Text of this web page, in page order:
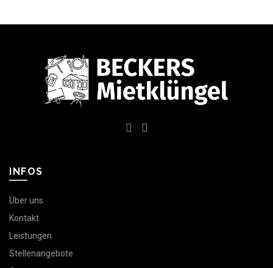
INFOS
Über uns
Kontakt
Leistungen
Stellenangebote